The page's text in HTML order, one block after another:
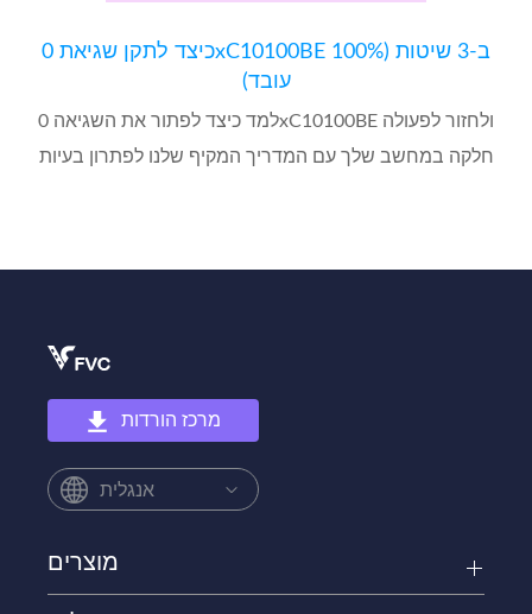
כיצד לתקן שגיאת 0xC10100BE ב-3 שיטות (100%
עובד)
למד כיצד לפתור את השגיאה 0xC10100BE ולחזור לפעולה
חלקה במחשב שלך עם המדריך המקיף שלנו לפתרון בעיות
מרכז הורדות
אנגלית
מוצרים